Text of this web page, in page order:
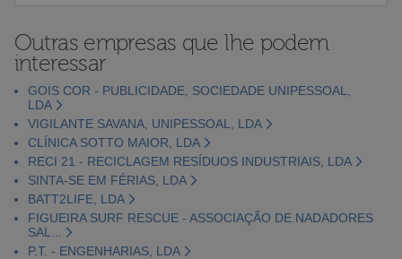
Outras empresas que lhe podem
interessar
GOIS COR - PUBLICIDADE, SOCIEDADE UNIPESSOAL,
LDA
VIGILANTE SAVANA, UNIPESSOAL, LDA
CLÍNICA SOTTO MAIOR, LDA
RECI 21 - RECICLAGEM RESÍDUOS INDUSTRIAIS, LDA
SINTA-SE EM FÉRIAS, LDA
BATT2LIFE, LDA
FIGUEIRA SURF RESCUE - ASSOCIAÇÃO DE NADADORES
SAL...
P.T. - ENGENHARIAS, LDA